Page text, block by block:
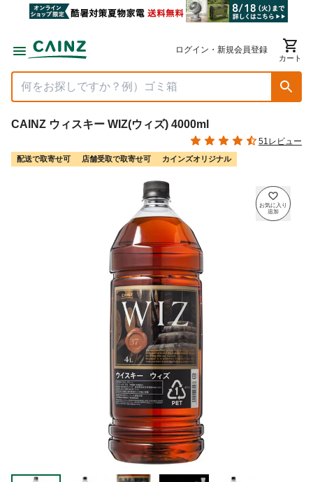
ログイン・新規会員登録
カート
CAINZ ウィスキー WIZ(ウィズ) 4000ml
51レビュー
配送で取寄せ可 店舗受取で取寄せ可 カインズオリジナル